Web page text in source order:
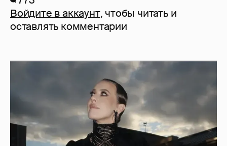
Войдите в аккаунт, чтобы читать и
оставлять комментарии